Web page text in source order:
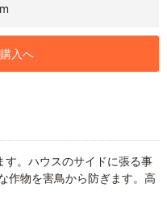
入へ
す。ハウスのサイドに張る事
作物を害鳥から防ぎます。高